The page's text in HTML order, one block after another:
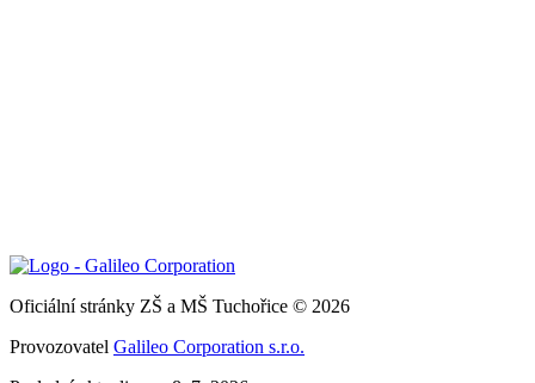
Oficiální stránky ZŠ a MŠ Tuchořice © 2026
Provozovatel Galileo Corporation s.r.o.